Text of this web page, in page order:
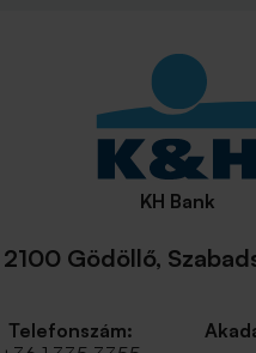
KH Bank
2100 Gödöllő,
Telefonszám: